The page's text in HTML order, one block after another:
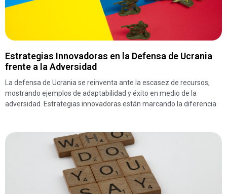
Estrategias Innovadoras en la Defensa de Ucrania
frente a la Adversidad
La defensa de Ucrania se reinventa ante la escasez de recursos,
mostrando ejemplos de adaptabilidad y éxito en medio de la
adversidad. Estrategias innovadoras están marcando la diferencia.